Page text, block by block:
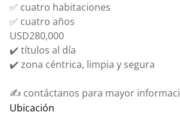
✅ cuatro habitaciones
✅ cuatro años
USD280,000
✔️ títulos al día
✔️ zona céntrica, limpia y segura
✍️ contáctanos para mayor
Ubicación